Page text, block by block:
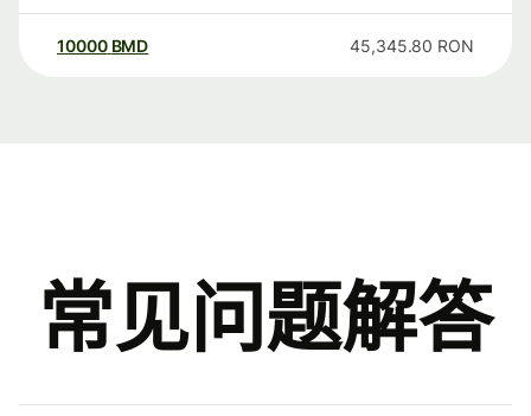
10000 BMD 45,345.80 RON
常见问题解答